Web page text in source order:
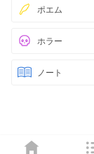
ポエム
ホラー
ノート